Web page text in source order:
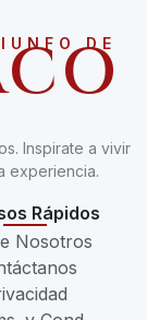
DE
Inspirate a vivir
experiencia.
Rápidos
Nosotros